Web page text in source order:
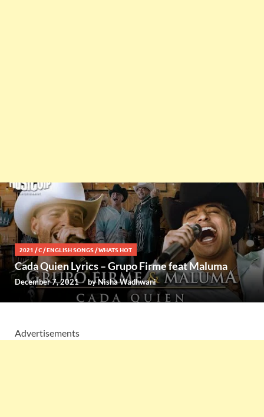
2021 /C /ENGLISH SONGS /WHATS HOT
Cada Quien Lyrics – Grupo Firme feat Maluma
December 7, 2021-byNisha Wadhwani
Advertisements